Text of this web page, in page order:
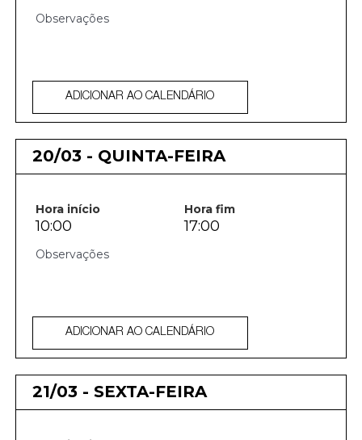
ADICIONAR AO CALENDÁRIO
20/03 - QUINTA-FEIRA
Hora início Hora fim
10:00 17:00
ADICIONAR AO CALENDÁRIO
21/03 - SEXTA-FEIRA